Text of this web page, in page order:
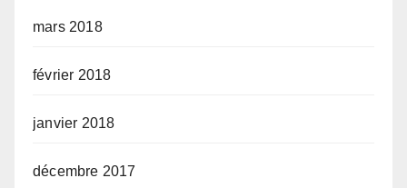
mars 2018
février 2018
janvier 2018
décembre 2017